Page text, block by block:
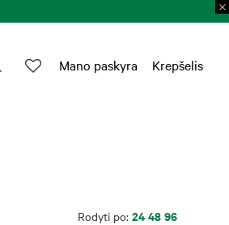
Krepšelis
Mano paskyra
Rodyti po: 244896